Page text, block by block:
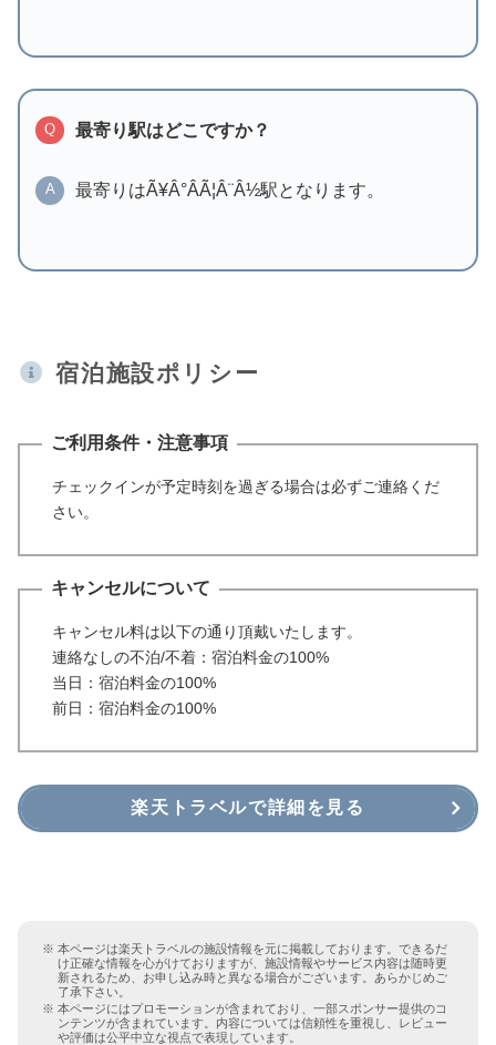
Q 最寄り駅はどこですか？
A 最寄りはÃ¥Â°ÂÃ¦Â¨Â½駅となります。
宿泊施設ポリシー
ご利用条件・注意事項
チェックインが予定時刻を過ぎる場合は必ずご連絡くだ
さい。
キャンセルについて
キャンセル料は以下の通り頂戴いたします。
連絡なしの不泊/不着：宿泊料金の100%
当日：宿泊料金の100%
前日：宿泊料金の100%
楽天トラベルで詳細を見る
本ページは楽天トラベルの施設情報を元に掲載しております。できるだ
け正確な情報を心がけておりますが、施設情報やサービス内容は随時更
新されるため、お申し込み時と異なる場合がございます。あらかじめご
了承下さい。
本ページにはプロモーションが含まれており、一部スポンサー提供のコ
ンテンツが含まれています。内容については信頼性を重視し、レビュー
や評価は公平中立な視点で表現しています。